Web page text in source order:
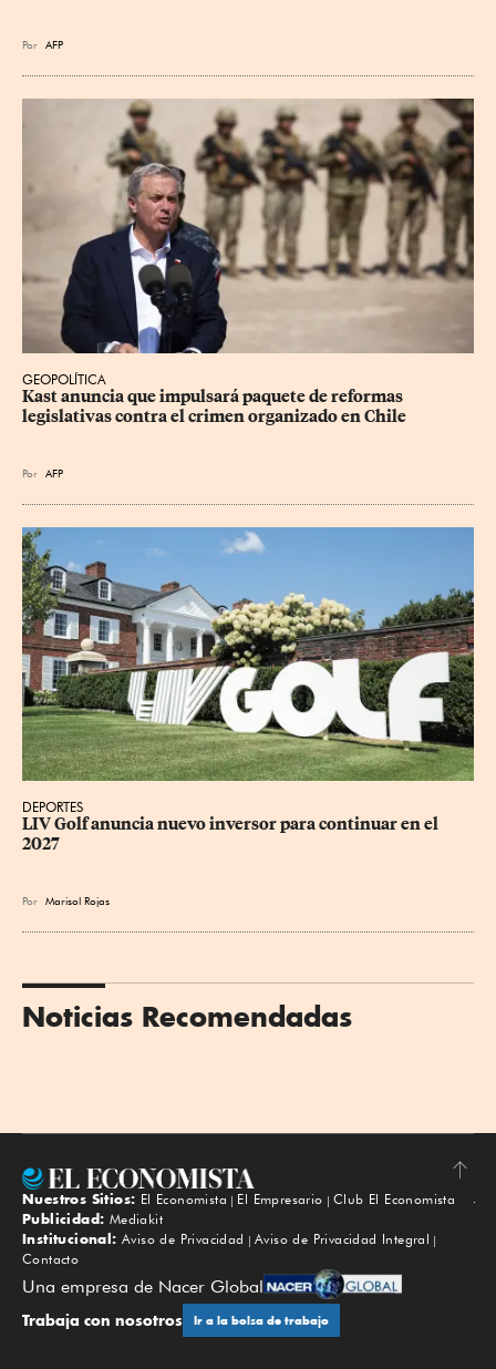
Por AFP
GEOPOLÍTICA
Kast anuncia que impulsará paquete de reformas
legislativas contra el crimen organizado en Chile
Por AFP
DEPORTES
LIV Golf anuncia nuevo inversor para continuar en el
2027
Por Marisol Rojas
Noticias Recomendadas
Subir
Nuestros Sitios: El Economista El Empresario
Club El Economista
Publicidad: Mediakit
Institucional: Aviso de Privacidad
Aviso de Privacidad Integral
Contacto
Una empresa de Nacer Global
Trabaja con nosotros Ir a la bolsa de trabajo